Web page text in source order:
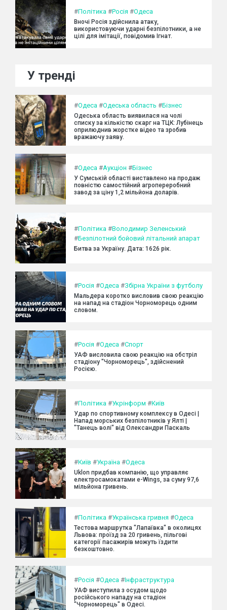
#Політика #Росія #Одеса
Вночі Росія здійснила атаку,
використовуючи ударні безпілотники, а не
цілі для імітації, повідомив Ігнат.
У тренді
#Одеса #Одеська область #Бізнес
Одеська область виявилася на чолі
списку за кількістю скарг на ТЦК: Лубінець
оприлюднив жорстке відео та зробив
вражаючу заяву.
#Одеса #Аукціон #Бізнес
У Сумській області виставлено на продаж
повністю самостійний агропереробний
завод за ціну 1,2 мільйона доларів.
#Політика #Володимир Зеленський
#Безпілотний бойовий літальний апарат
Битва за Україну. Дата: 1626 рік.
#Росія #Одеса #Збірна України з футболу
Мальдера коротко висловив свою реакцію
на напад на стадіон Чорноморець одним
словом.
#Росія #Одеса #Спорт
УАФ висловила свою реакцію на обстріл
стадіону "Чорноморець", здійснений
Росією.
#Політика #Укрінформ #Київ
Удар по спортивному комплексу в Одесі |
Напад морських безпілотників у Ялті |
"Танець волі" від Олександри Паскаль
#Київ #Україна #Одеса
Uklon придбав компанію, що управляє
електросамокатами e-Wings, за суму 97,6
мільйона гривень.
#Політика #Українська гривня #Одеса
Тестова маршрутка "Лапаївка" в околицях
Львова: проїзд за 20 гривень, пільгові
категорії пасажирів можуть їздити
безкоштовно.
#Росія #Одеса #Інфраструктура
УАФ виступила з осудом щодо
російського нападу на стадіон
"Чорноморець" в Одесі.